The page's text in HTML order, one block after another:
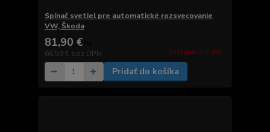
Spínač svetiel pre automatické rozsvecovanie
VW, Škoda
81,90 €
66,59 € bez DPH Zvyčajne 2-7 dni.
Pridať do košíka